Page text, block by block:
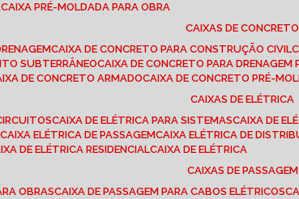
CAIXA PRÉ-MOLDADA PARA OBRA
CAIXAS DE CONCRETO
CAIXA DE CONCRETO PARA CONSTRUÇÃO CIVIL
SUBTERRÂNEO CAIXA DE CONCRETO PARA DRENAGEM
DE CONCRETO ARMADO CAIXA DE CONCRETO PRÉ-
CAIXAS DE ELÉTRICA
CAIXA DE ELÉTRICA PARA SISTEMAS CAIXA DE
CAIXA ELÉTRICA DE PASSAGEM CAIXA ELÉTRICA DE
DE ELÉTRICA RESIDENCIAL CAIXA DE ELÉTRICA
CAIXAS DE PASSAGEM
OBRAS
CAIXA DE PASSAGEM PARA CABOS ELÉTRICOS